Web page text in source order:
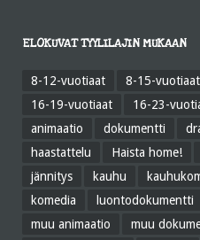
ELOKUVAT TYYLILAJIN MUKAAN
8-12-vuotiaat 8-15-vuotiaat
16-19-vuotiaat
16-23-
animaatio
dokumentti
haastattelu
Haista home!
jännitys
kauhu
komedia
luontodokumentti
muu animaatio
muu